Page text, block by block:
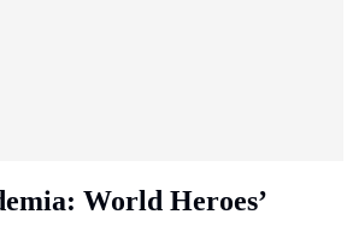
World Heroes’